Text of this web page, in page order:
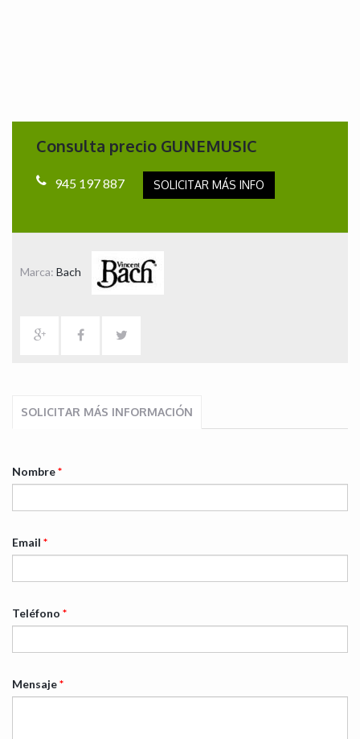
Consulta precio GUNEMUSIC
945 197 887 SOLICITAR MÁS INFO
Marca: Bach
SOLICITAR MÁS INFORMACIÓN
Nombre*
Email *
Teléfono *
Mensaje*